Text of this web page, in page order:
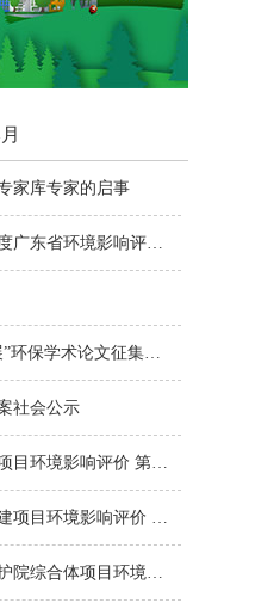
家库专家的启事
广东省环境保护厅关于2013年度广东省环境影响评价机构考核情况的通报
关于“生态文明建设和城市发展”环保学术论文征集活动结果的通报
社会公示
氢枫能源中山古镇加氢站新建项目环境影响评价 第一次公众参与公告
村上化工（中山）有限公司扩建项目环境影响评价 公众参与第一次公告
中山爱达康康复医院、怡康养护院综合体项目环境影响评价第一次公示